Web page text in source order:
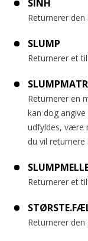
SINH
Returnerer
SLUMP
Returnerer et
Returnerer en
kan dog
udfyldes, være
du vil
Returnerer et
Returnerer